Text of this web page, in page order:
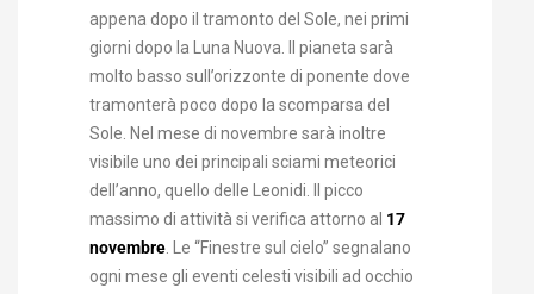
appena dopo il tramonto del Sole, nei primi
giorni dopo la Luna Nuova. Il pianeta sarà
molto basso sull’orizzonte di ponente dove
tramonterà poco dopo la scomparsa del
Sole. Nel mese di novembre sarà inoltre
visibile uno dei principali sciami meteorici
dell’anno, quello delle Leonidi. Il picco
massimo di attività si verifica attorno al 17
novembre. Le “Finestre sul cielo” segnalano
ogni mese gli eventi celesti visibili ad occhio